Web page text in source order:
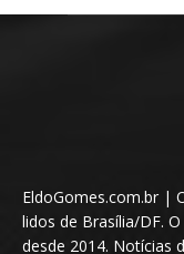
EldoGomes.com.br |
lidos de Brasília/DF.
desde 2014. Notícias